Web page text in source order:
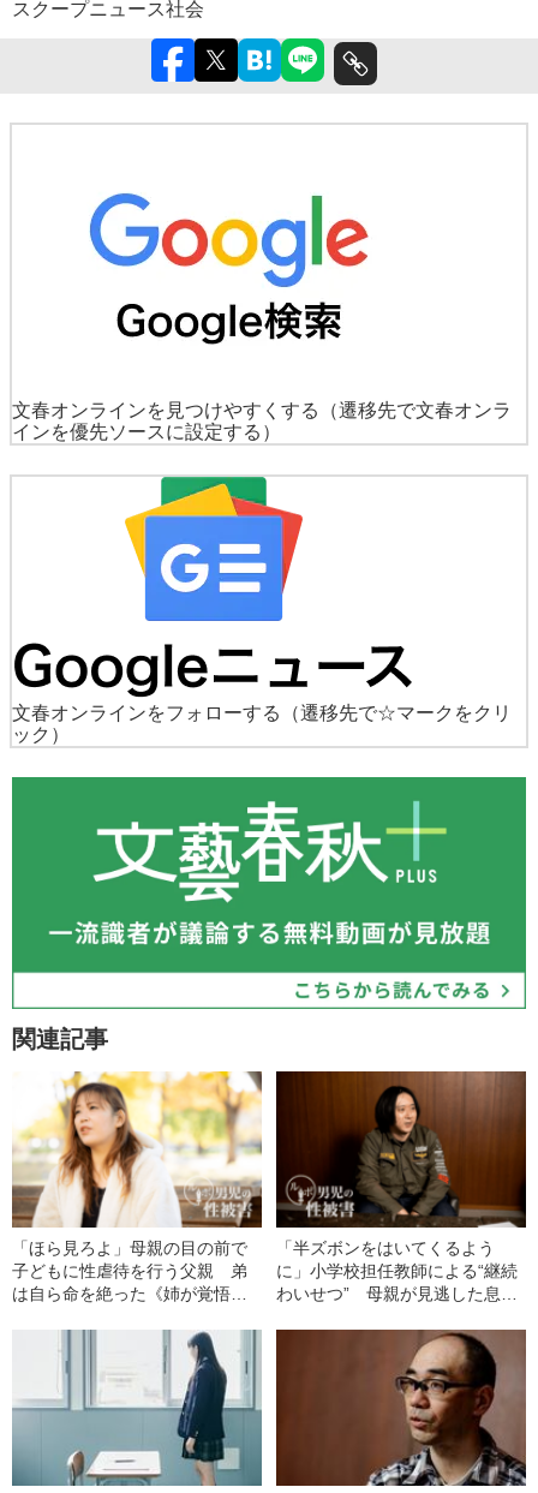
スクープニュース社会
文春オンラインを見つけやすくする
（遷移先で文春オンラ
インを優先ソースに設定する）
文春オンラインをフォローする
（遷移先で☆マークをクリ
ック）
関連記事
「ほら見ろよ」母親の目の前で
子どもに性虐待を行う父親 弟
は自ら命を絶った《姉が覚悟の
「半ズボンをはいてくるよう
に」小学校担任教師による“継続
わいせつ” 母親が見逃した息子